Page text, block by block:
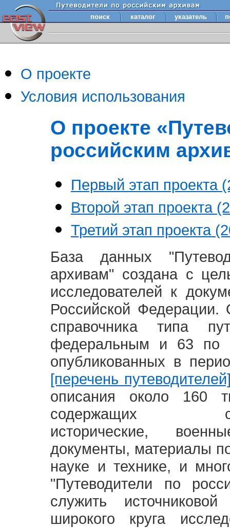
поиск каталог указатель
О проекте
Условия использования
О проекте
российским
Первый этап проекта
Второй этап проекта
Третий этап проекта
База данных
архивам" создана с
исследователей к
Российской
справочника типа
федеральным и 63 по
опубликованных в
[перечень
описания около 160
содержащих
исторические,
документы, материалы
науке и технике, и
"Путеводители по
служить
широкого круга